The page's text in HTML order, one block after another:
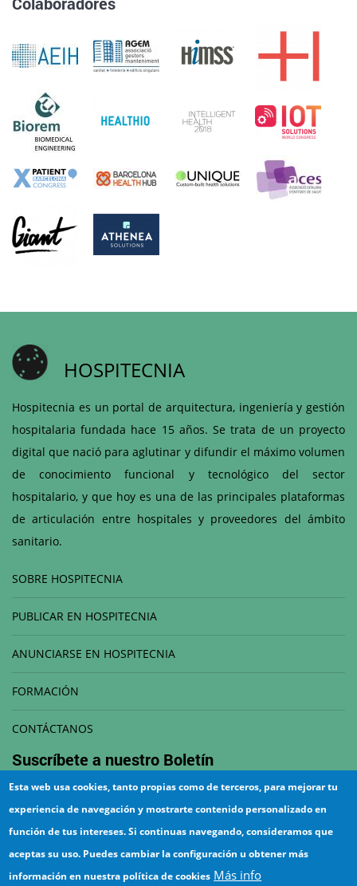
HOSPITECNIA
Hospitecnia es un portal de arquitectura, ingeniería y gestión
hospitalaria fundada hace 15 años. Se trata de un proyecto
digital que nació para aglutinar y difundir el máximo volumen
de conocimiento funcional y tecnológico del sector
hospitalario, y que hoy es una de las principales plataformas
de articulación entre hospitales y proveedores del ámbito
sanitario.
SOBRE HOSPITECNIA
PUBLICAR EN HOSPITECNIA
ANUNCIARSE EN HOSPITECNIA
FORMACIÓN
CONTÁCTANOS
Suscríbete a nuestro Boletín
¡Suscríbete!
Esta web usa cookies, tanto propias como de terceros, para mejorar tu
experiencia de navegación y mostrarte contenido personalizado en
función de tus intereses. Si continuas navegando, consideramos que
aceptas su uso. Puedes cambiar la configuración u obtener más
información en nuestra política de cookies Más info